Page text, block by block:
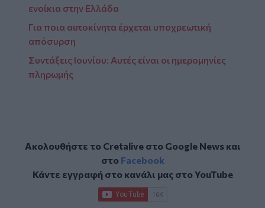
ενοίκια στην Ελλάδα
Για ποια αυτοκίνητα έρχεται υποχρεωτική
απόσυρση
Συντάξεις Ιουνίου: Αυτές είναι οι ημερομηνίες
πληρωμής
Ακολουθήστε το Cretalive στο Google Newsκαι
στο Facebook
Κάντε εγγραφή στο κανάλι μας στοYouTube